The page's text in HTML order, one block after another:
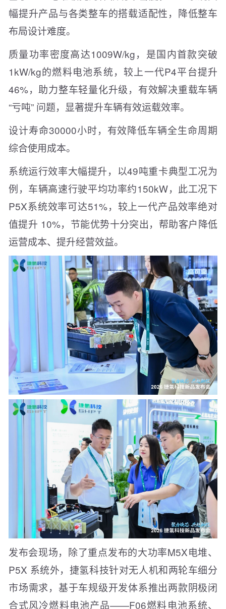
幅提升产品与各类整车的搭载适配性，降低整车
布局设计难度。
质量功率密度高达1009W/kg，是国内首款突破
1kW/kg的燃料电池系统，较上一代P4平台提升
46%，助力整车轻量化升级，有效解决重载车辆
“亏吨” 问题，显著提升车辆有效运载效率。
设计寿命30000小时，有效降低车辆全生命周期
综合使用成本。
系统运行效率大幅提升，以49吨重卡典型工况为
例，车辆高速行驶平均功率约150kW，此工况下
P5X系统效率可达51%，较上一代产品效率绝对
值提升 10%，节能优势十分突出，帮助客户降低
运营成本、提升经营效益。
发布会现场，除了重点发布的大功率M5X电堆、
P5X 系统外，捷氢科技针对无人机和两轮车细分
市场需求，基于车规级开发体系推出两款阴极闭
合式风冷燃料电池产品——F06燃料电池系统、